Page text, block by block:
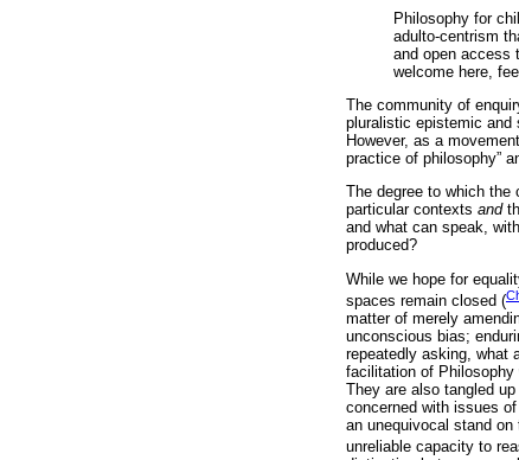
Philosophy for
adulto-centrism
and open access
welcome here,
The community of
pluralistic epistemic and
However, as a
practice of philosophy”
The degree to which the
particular contexts and
and what can speak,
produced?
While we hope for
spaces remain closed (
matter of merely
unconscious bias;
repeatedly asking, what
facilitation of
They are also tangled
concerned with issues
an unequivocal stand
unreliable capacity to